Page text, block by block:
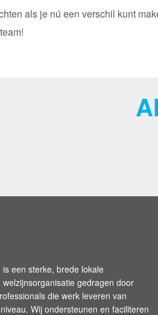
als je nú een verschil kunt
is een sterke, brede lokale
welzijnsorganisatie gedragen door
die werk leveren van
Wij ondersteunen en faciliteren